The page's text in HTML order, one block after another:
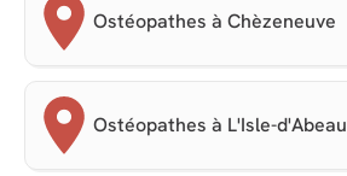
Ostéopathes à Chèzeneuve
Ostéopathes à L'Isle-d'Abeau